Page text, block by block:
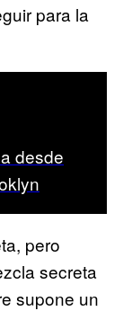
para la
desde
pero
secreta
supone un